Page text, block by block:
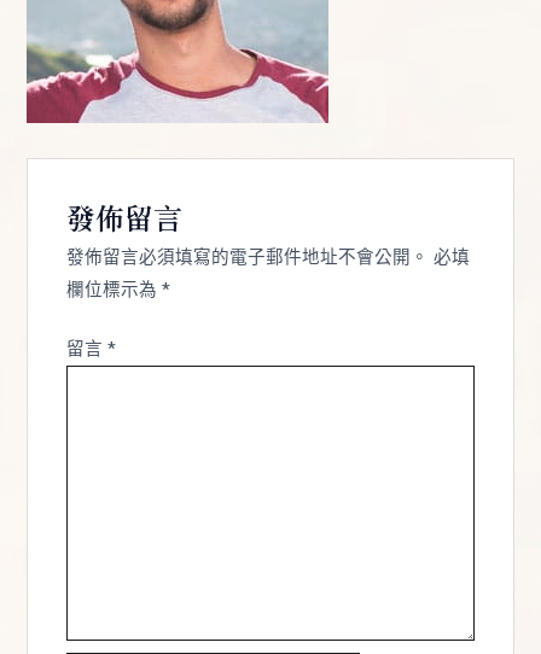
發佈留言
發佈留言必須填寫的電子郵件地址不會公開。 必填
欄位標示為 *
留言 *